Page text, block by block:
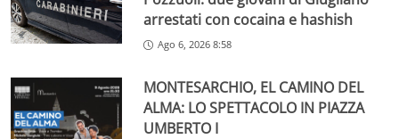
arrestati con cocaina e hashish
Ago 6, 2026 8:58
MONTESARCHIO, EL CAMINO DEL
ALMA: LO SPETTACOLO IN PIAZZA
UMBERTO I